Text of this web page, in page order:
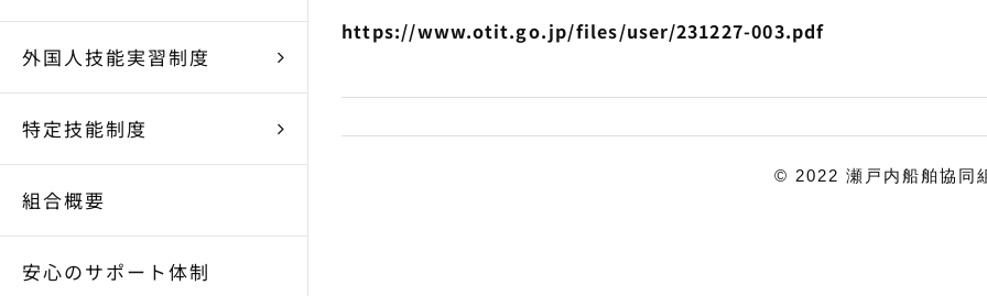
外国人技能実習制度
特定技能制度
組合概要
安心のサポート体制
https://www.otit.go.jp/files/user/231227-003.pdf
© 2022 瀬戸内船舶協同